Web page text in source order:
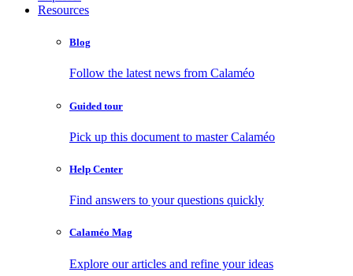
Resources
Blog
Follow the latest news from Calaméo
Guided tour
Pick up this document to master Calaméo
Help Center
Find answers to your questions quickly
Calaméo Mag
Explore our articles and refine your ideas